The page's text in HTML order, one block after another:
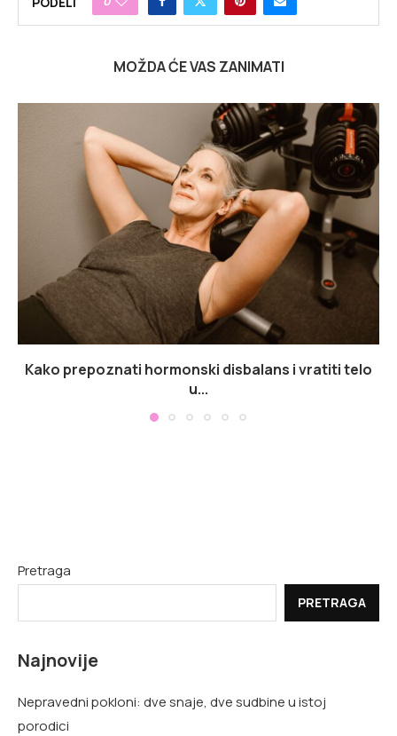
MOŽDA ĆE VAS ZANIMATI
Kako prepoznati hormonski disbalans i vratiti telo
u...
Pretraga
PRETRAGA
Najnovije
Nepravedni pokloni: dve snaje, dve sudbine u istoj
porodici